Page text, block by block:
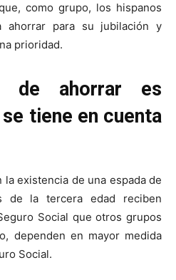
como grupo, los hispanos
ahorrar para su jubilación y
prioridad.
de ahorrar es
tiene en cuenta
existencia de una espada de
de la tercera edad reciben
Social que otros grupos
dependen en mayor medida
Social.